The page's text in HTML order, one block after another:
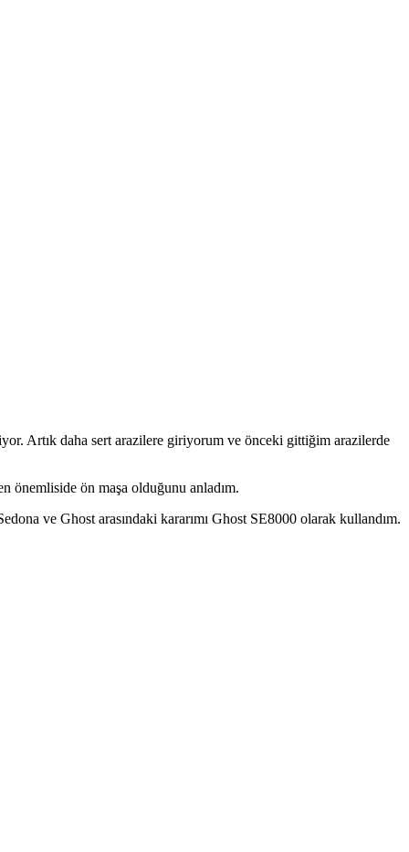
Artık daha sert arazilere giriyorum ve önceki gittiğim arazilerde
önemliside ön maşa olduğunu anladım.
ve Ghost arasındaki kararımı Ghost SE8000 olarak kullandım.